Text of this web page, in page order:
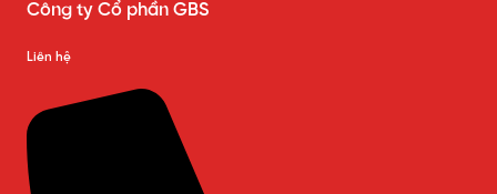
Công ty Cổ phần GBS
Liên hệ